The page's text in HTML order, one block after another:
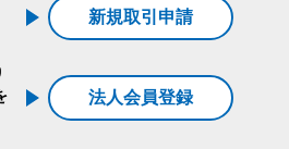
新規取引申請
法人会員登録